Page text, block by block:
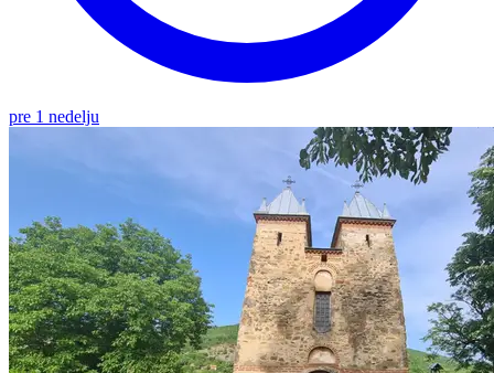
pre 1 nedelju